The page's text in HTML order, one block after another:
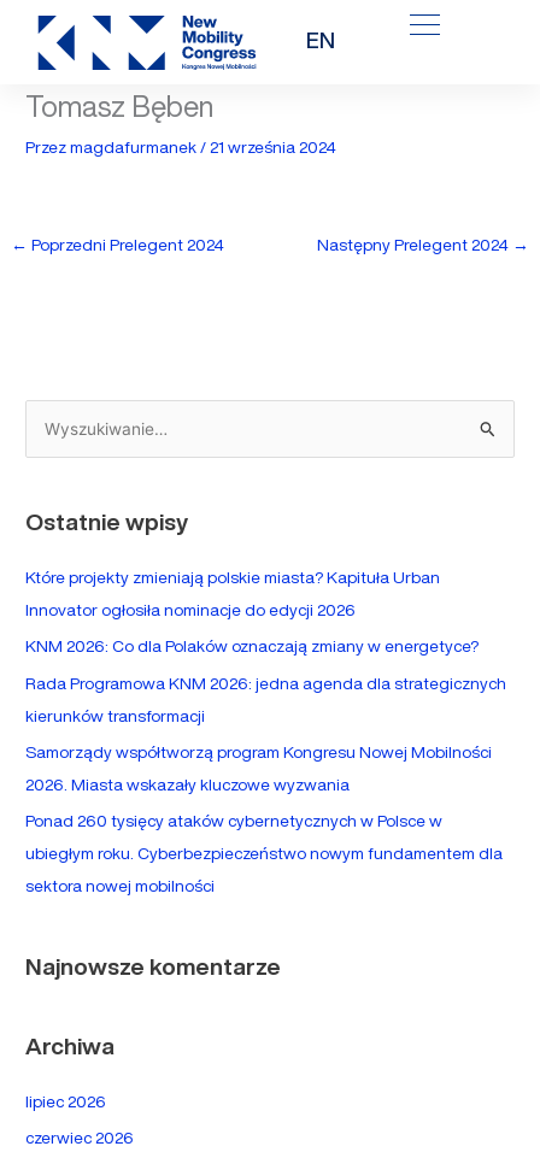
Przejdź
treści
EN
Tomasz Bęben
Przezmagdafurmanek/21 września 2024
← Poprzedni Prelegent 2024 Następny Prelegent 2024 →
z
k
l
a
:
Ostatnie wpisy
Które projekty zmieniają polskie miasta? Kapituła Urban
Innovator ogłosiła nominacje do edycji 2026
KNM 2026: Co dla Polaków oznaczają zmiany w energetyce?
Rada Programowa KNM 2026: jedna agenda dla strategicznych
kierunków transformacji
Samorządy współtworzą program Kongresu Nowej Mobilności
2026. Miasta wskazały kluczowe wyzwania
Ponad 260 tysięcy ataków cybernetycznych w Polsce w
ubiegłym roku. Cyberbezpieczeństwo nowym fundamentem dla
sektora nowej mobilności
Najnowsze komentarze
Archiwa
lipiec 2026
czerwiec 2026